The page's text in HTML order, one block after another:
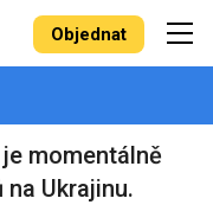
Objednat
momentálně
Ukrajinu.